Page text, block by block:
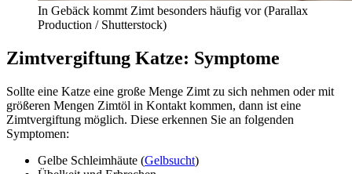
In Gebäck kommt Zimt besonders häufig vor (Parallax
Production / Shutterstock)
Zimtvergiftung Katze: Symptome
Sollte eine Katze eine große Menge Zimt zu sich nehmen oder mit
größeren Mengen Zimtöl in Kontakt kommen, dann ist eine
Zimtvergiftung möglich. Diese erkennen Sie an folgenden
Symptomen:
Gelbe Schleimhäute (Gelbsucht)